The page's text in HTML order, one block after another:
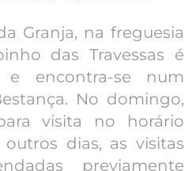
Granja, na freguesia
das Travessas é
encontra-se num
No domingo,
visita no horário
dias, as visitas
previamente